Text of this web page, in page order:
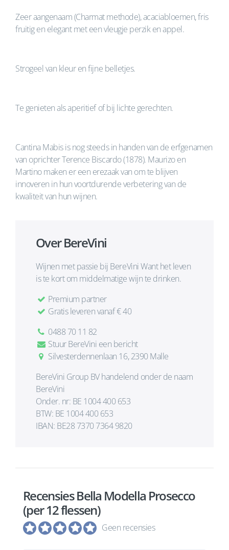
Zeer aangenaam (Charmat methode), acaciabloemen, fris
fruitig en elegant met een vleugje perzik en appel.
Strogeel van kleur en fijne belletjes.
Te genieten als aperitief of bij lichte gerechten.
Cantina Mabis is nog steeds in handen van de erfgenamen
van oprichter Terence Biscardo (1878). Maurizo en
Martino maken er een erezaak van om te blijven
innoveren in hun voortdurende verbetering van de
kwaliteit van hun wijnen.
Over BereVini
Wijnen met passie bij BereVini Want het leven
is te kort om middelmatige wijn te drinken.
Premium partner
Gratis leveren vanaf € 40
0488 70 11 82
Stuur BereVini een bericht
Silvesterdennenlaan 16, 2390 Malle
BereVini Group BV handelend onder de naam
BereVini
Onder. nr: BE 1004 400 653
BTW: BE 1004 400 653
IBAN: BE28 7370 7364 9820
Recensies Bella Modella Prosecco
(per 12 flessen)
Geen recensies